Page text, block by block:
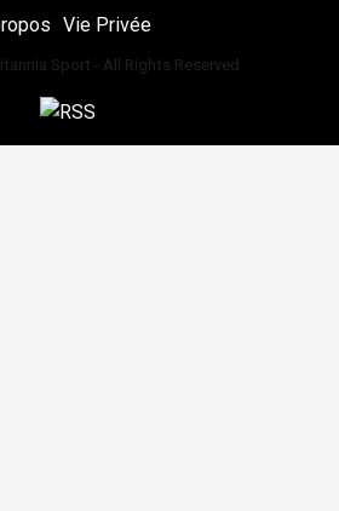
Vie Privée
Sport - All Rights Reserved